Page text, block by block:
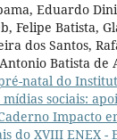
Eduardo
Felipe Batista,
dos Santos,
Batista de
natal do
mídias sociais:
Impacto
do XVIII ENEX